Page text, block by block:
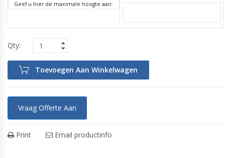
Geef u hier de maximale hoogte aan:
Toevoegen Aan Winkelwagen
Vraag Offerte Aan
Print Email productinfo